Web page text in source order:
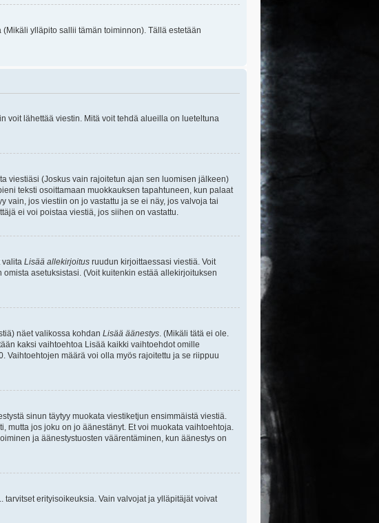
ylläpito sallii tämän toiminnon). Tällä estetään
voit lähettää viestin. Mitä voit tehdä alueilla on lueteltuna
viestiäsi (Joskus vain rajoitetun ajan sen luomisen jälkeen)
teksti osoittamaan muokkauksen tapahtuneen, kun palaat
vain, jos viestiin on jo vastattu ja se ei näy, jos valvoja tai
ei voi poistaa viestiä, jos siihen on vastattu.
valita Lisää allekirjoitus ruudun kirjoittaessasi viestiä. Voit
asetuksistasi. (Voit kuitenkin estää allekirjoituksen
näet valikossa kohdan Lisää äänestys. (Mikäli tätä ei ole.
kaksi vaihtoehtoa Lisää kaikki vaihtoehdot omille
Vaihtoehtojen määrä voi olla myös rajoitettu ja se riippuu
sinun täytyy muokata viestiketjun ensimmäistä viestiä.
mutta jos joku on jo äänestänyt. Et voi muokata vaihtoehtoja.
ja äänestystuosten väärentäminen, kun äänestys on
erityisoikeuksia. Vain valvojat ja ylläpitäjät voivat